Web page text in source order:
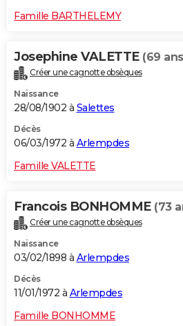
Famille BARTHELEMY
Josephine VALETTE (69
Créer une cagnotte obsèques
Naissance
28/08/1902 à Salettes
Décès
06/03/1972 à Arlempdes
Famille VALETTE
Francois BONHOMME (73
Créer une cagnotte obsèques
Naissance
03/02/1898 à Arlempdes
Décès
11/01/1972 à Arlempdes
Famille BONHOMME